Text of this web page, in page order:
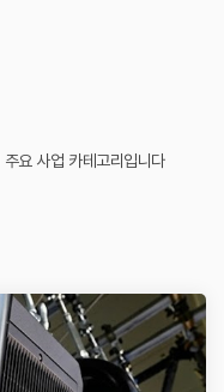
주요 사업 카테고리입니다